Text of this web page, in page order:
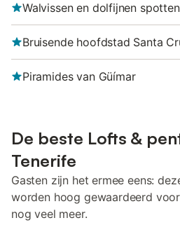
Walvissen en dolfijnen spotten
Bruisende hoofdstad Santa
Piramides van Güímar
De beste Lofts &
Tenerife
Gasten zijn het ermee eens:
worden hoog gewaardeerd
nog veel meer.